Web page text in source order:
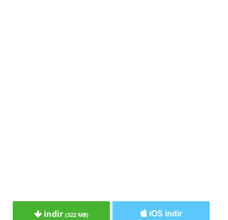
indir(322 MB) iOS indir